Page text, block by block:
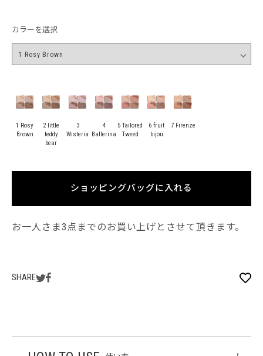
カラーを選択
1 Rosy
Brown
2 little
teddy
bear
3
Wisteria
4
Ballerina
5 Tailored
Tweed
6 fruit
bijou
7 Firenze
ショッピングバッグに入れる
お一人さま3点までのお買い上げとさせて頂きます。
SHARE